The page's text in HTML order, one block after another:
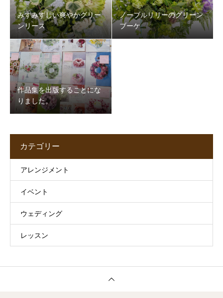
みずみずしい爽やかグリー
ンリース
ノーブルリリーのグリーン
ブーケ
作品集を出版することにな
りました。
カテゴリー
アレンジメント
イベント
ウェディング
レッスン